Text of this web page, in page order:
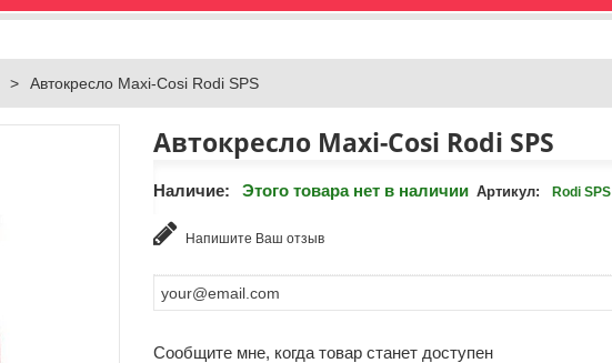
> Автокресло Maxi-Cosi Rodi SPS
Автокресло Maxi-Cosi Rodi SPS
Наличие: Этого товара нет в наличии Артикул: Rodi SPS
Напишите Ваш отзыв
Сообщите мне, когда товар станет доступен